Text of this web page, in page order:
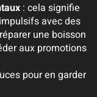
: cela signifie
avec des
une boisson
aux promotions
pour en garder